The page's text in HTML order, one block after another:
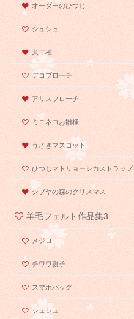
オーダーのひつじ
シュシュ
犬二種
デコブローチ
アリスブローチ
ミニネコお雛様
うさぎマスコット
ひつじマトリョーシカストラップ
シブヤの森のクリスマス
羊毛フェルト作品集3
メジロ
チワワ親子
スマホバッグ
シュシュ